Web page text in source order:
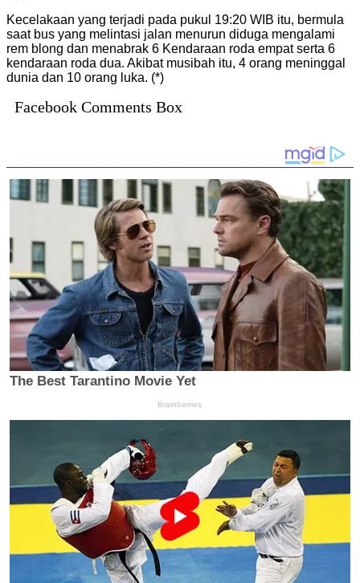
Kecelakaan yang terjadi pada pukul 19:20 WIB itu, bermula
saat bus yang melintasi jalan menurun diduga mengalami
rem blong dan menabrak 6 Kendaraan roda empat serta 6
kendaraan roda dua. Akibat musibah itu, 4 orang meninggal
dunia dan 10 orang luka. (*)
Facebook Comments Box